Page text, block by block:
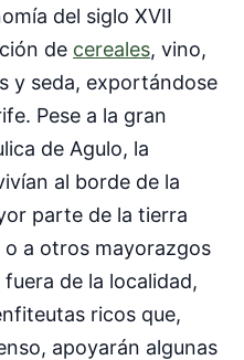
del siglo XVII
de cereales, vino,
y seda, exportándose
Pese a la gran
de Agulo, la
al borde de la
parte de la tierra
a otros mayorazgos
de la localidad,
ricos que,
apoyarán algunas